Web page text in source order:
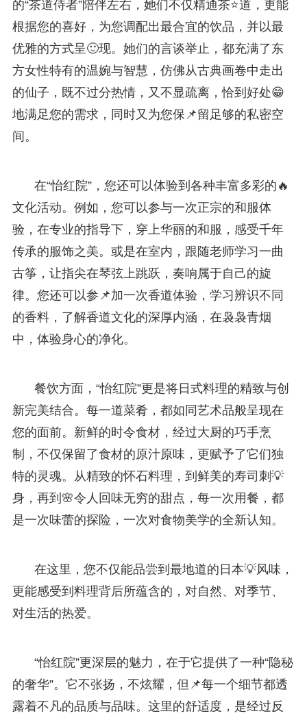
的“茶道侍者”陪伴左右，她们不仅精通茶⭐道，更能
根据您的喜好，为您调配出最合宜的饮品，并以最
优雅的方式呈🙂现。她们的言谈举止，都充满了东
方女性特有的温婉与智慧，仿佛从古典画卷中走出
的仙子，既不过分热情，又不显疏离，恰到好处😁
地满足您的需求，同时又为您保📌留足够的私密空
间。
在“怡红院”，您还可以体验到各种丰富多彩的🔥
文化活动。例如，您可以参与一次正宗的和服体
验，在专业的指导下，穿上华丽的和服，感受千年
传承的服饰之美。或是在室内，跟随老师学习一曲
古筝，让指尖在琴弦上跳跃，奏响属于自己的旋
律。您还可以参📌加一次香道体验，学习辨识不同
的香料，了解香道文化的深厚内涵，在袅袅青烟
中，体验身心的净化。
餐饮方面，“怡红院”更是将日式料理的精致与创
新完美结合。每一道菜肴，都如同艺术品般呈现在
您的面前。新鲜的时令食材，经过大厨的巧手烹
制，不仅保留了食材的原汁原味，更赋予了它们独
特的灵魂。从精致的怀石料理，到鲜美的寿司刺💡
身，再到🌸令人回味无穷的甜点，每一次用餐，都
是一次味蕾的探险，一次对食物美学的全新认知。
在这里，您不仅能品尝到最地道的日本💡风味，
更能感受到料理背后所蕴含的，对自然、对季节、
对生活的热爱。
“怡红院”更深层的魅力，在于它提供了一种“隐秘
的奢华”。它不张扬，不炫耀，但📌每一个细节都透
露着不凡的品质与品味。这里的舒适度，是经过反